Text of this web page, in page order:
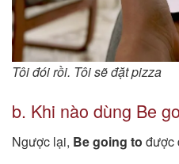
Tôi đói rồi. Tôi sẽ đặt pizza
b. Khi nào dùng Be
Ngược lại, Be going to được